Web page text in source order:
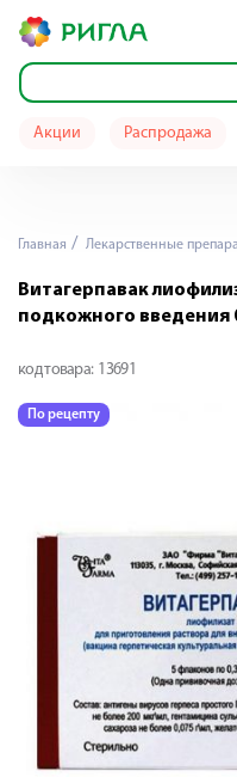
Акции Распродажа
Главная Лекарственные
Витагерпавак
подкожного введения
код товара: 13691
По рецепту